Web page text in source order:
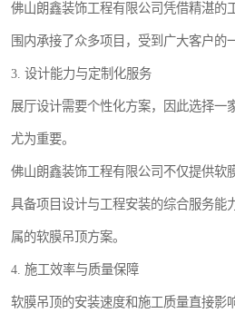
佛山朗鑫装饰工程有限公司凭借精湛的
围内承接了众多项目，受到广大客户的
3. 设计能力与定制化服务
展厅设计需要个性化方案，因此选择一
尤为重要。
佛山朗鑫装饰工程有限公司不仅提供软
具备项目设计与工程安装的综合服务能
属的软膜吊顶方案。
4. 施工效率与质量保障
软膜吊顶的安装速度和施工质量直接影